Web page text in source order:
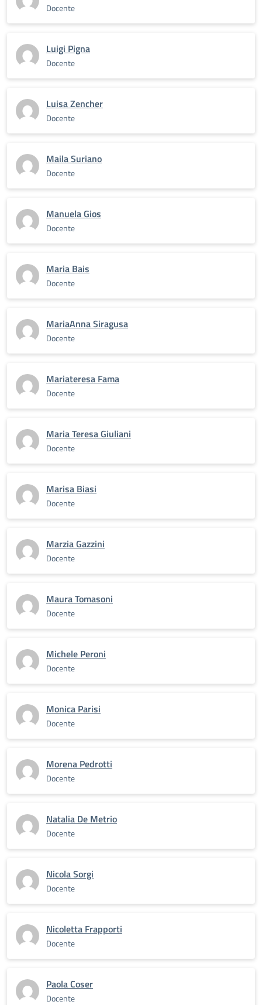
Docente
Luigi Pigna
Docente
Luisa Zencher
Docente
Maila Suriano
Docente
Manuela Gios
Docente
Maria Bais
Docente
MariaAnna Siragusa
Docente
Mariateresa Fama
Docente
Maria Teresa Giuliani
Docente
Marisa Biasi
Docente
Marzia Gazzini
Docente
Maura Tomasoni
Docente
Michele Peroni
Docente
Monica Parisi
Docente
Morena Pedrotti
Docente
Natalia De Metrio
Docente
Nicola Sorgi
Docente
Nicoletta Frapporti
Docente
Paola Coser
Docente